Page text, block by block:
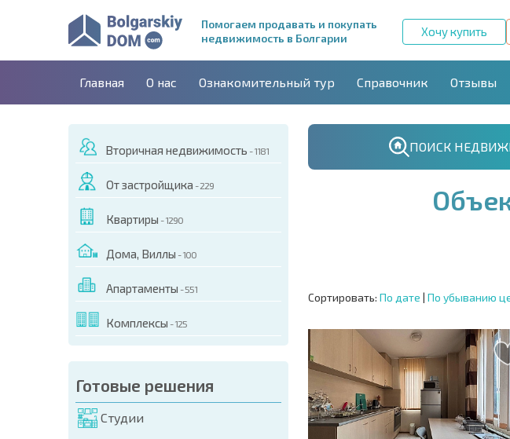
Помогаем продавать и покупать
недвижимость в Болгарии
Хочу купить
Главная О нас Ознакомительный тур Справочник Отзывы
Вторичная недвижимость - 1181
От застройщика - 229
Квартиры - 1290
Дома, Виллы - 100
Апартаменты - 551
Комплексы - 125
Готовые решения
Студии
ПОИСК
Сортировать: По дате | По убыванию